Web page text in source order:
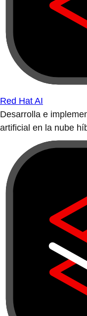
Red Hat AI
Desarrolla e
artificial en la nube